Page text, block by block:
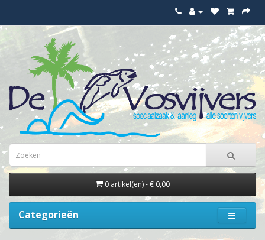
0 artikel(en) - € 0,00
Categorieën